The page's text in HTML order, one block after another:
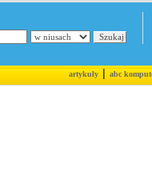
artykuły|abc